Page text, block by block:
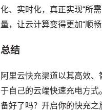
化、实时化，真正实现“所
量，让云计算变得更加“顺畅
总结
阿里云快充渠道以其高效
于自己的云端快速充电方
备好了吗？开启你的快充之